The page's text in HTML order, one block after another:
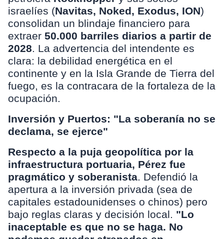
israelíes (Navitas, Noked, Exodus, ION)
consolidan un blindaje financiero para
extraer 50.000 barriles diarios a partir de
2028. La advertencia del intendente es
clara: la debilidad energética en el
continente y en la Isla Grande de Tierra del
fuego, es la contracara de la fortaleza de la
ocupación.
Inversión y Puertos: "La soberanía no se
declama, se ejerce"
Respecto a la puja geopolítica por la
infraestructura portuaria, Pérez fue
pragmático y soberanista. Defendió la
apertura a la inversión privada (sea de
capitales estadounidenses o chinos) pero
bajo reglas claras y decisión local. "Lo
inaceptable es que no se haga. No